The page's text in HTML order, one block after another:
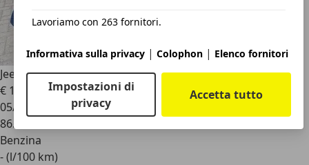
Lavoriamo con 263 fornitori.
Informativa sulla privacy | Colophon | Elenco fornitori
Impostazioni di
privacy
Accetta tutto
Jeep Avenger1.2 Turbo Altitude
€ 14.500
05/2023
86.738 km
Benzina
- (l/100 km)